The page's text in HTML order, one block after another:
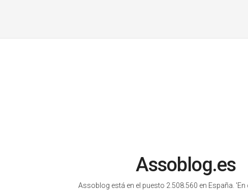
Assoblog.es
Assoblog está en el puesto 2.508.560 en España. 'En